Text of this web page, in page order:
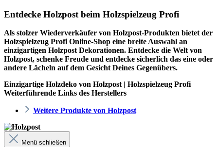
Entdecke Holzpost beim Holzspielzeug Profi
Als stolzer Wiederverkäufer von Holzpost-Produkten bietet der
Holzspielzeug Profi Online-Shop eine breite Auswahl an
einzigartigen Holzpost Dekorationen. Entdecke die Welt von
Holzpost, schenke Freude und entdecke sicherlich das eine oder
andere Lächeln auf dem Gesicht Deines Gegenübers.
Einzigartige Holzdeko von Holzpost | Holzspielzeug Profi
Weiterführende Links des Herstellers
Weitere Produkte von Holzpost
Menü schließen